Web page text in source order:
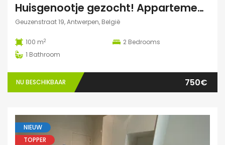
Huisgenootje gezocht! Appartement aan het Marnixplein, Antwerpen Zuid
Geuzenstraat 19, Antwerpen, België
100 m2 2 Bedrooms
1 Bathroom
NU BESCHIKBAAR 750€
NIEUW
TOPPER